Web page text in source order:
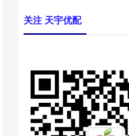
关注 天宇优配